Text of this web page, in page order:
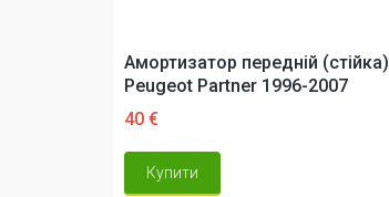
Амортизатор передній (стійка)
Peugeot Partner 1996-2007
40 €
Купити